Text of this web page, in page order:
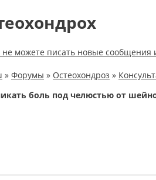
» Форумы » Остеохондроз »
боль под челюстью от